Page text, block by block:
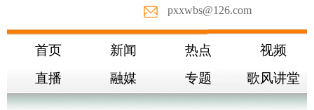
pxxwbs@126.com
首页 新闻 热点
视频
直播
融媒 专题 歌风讲堂